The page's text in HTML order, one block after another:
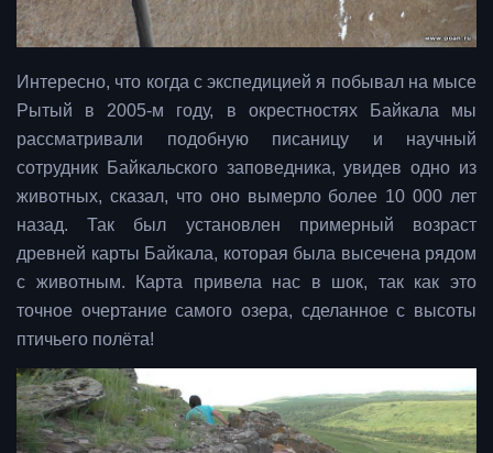
Интересно, что когда с экспедицией я побывал на мысе
Рытый в 2005-м году, в окрестностях Байкала мы
рассматривали подобную писаницу и научный
сотрудник Байкальского заповедника, увидев одно из
животных, сказал, что оно вымерло более 10 000 лет
назад. Так был установлен примерный возраст
древней карты Байкала, которая была высечена рядом
с животным. Карта привела нас в шок, так как это
точное очертание самого озера, сделанное с высоты
птичьего полёта!